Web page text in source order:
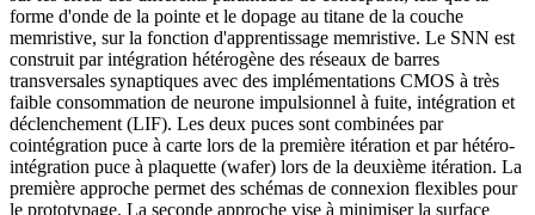
forme d'onde de la pointe et le dopage au titane de la couche
memristive, sur la fonction d'apprentissage memristive. Le SNN est
construit par intégration hétérogène des réseaux de barres
transversales synaptiques avec des implémentations CMOS à très
faible consommation de neurone impulsionnel à fuite, intégration et
déclenchement (LIF). Les deux puces sont combinées par
cointégration puce à carte lors de la première itération et par hétéro-
intégration puce à plaquette (wafer) lors de la deuxième itération. La
première approche permet des schémas de connexion flexibles pour
le prototypage. La seconde approche vise à minimiser la surface